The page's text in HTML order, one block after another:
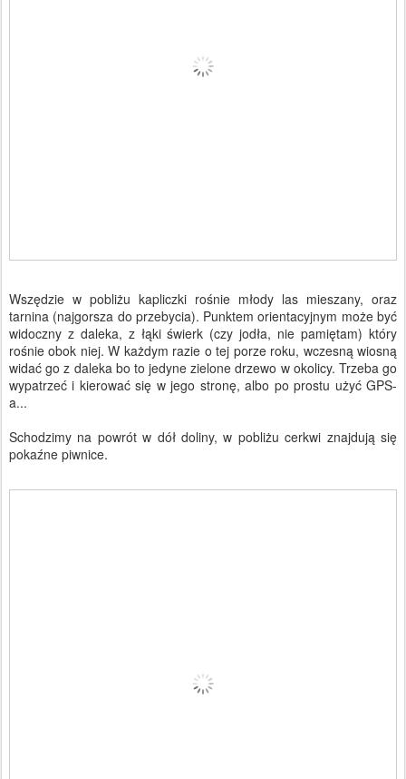
Wszędzie w pobliżu kapliczki rośnie młody las mieszany, oraz
tarnina (najgorsza do przebycia). Punktem orientacyjnym może być
widoczny z daleka, z łąki świerk (czy jodła, nie pamiętam) który
rośnie obok niej. W każdym razie o tej porze roku, wczesną wiosną
widać go z daleka bo to jedyne zielone drzewo w okolicy. Trzeba go
wypatrzeć i kierować się w jego stronę, albo po prostu użyć GPS-
a...
Schodzimy na powrót w dół doliny, w pobliżu cerkwi znajdują się
pokaźne piwnice.